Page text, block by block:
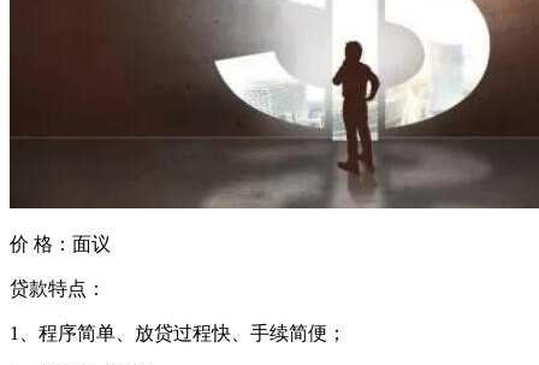
价 格： 面议
贷款特点：
1、程序简单、放贷过程快、手续简便；